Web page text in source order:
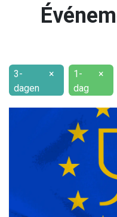
3-
dagen
×
1-
dag
×